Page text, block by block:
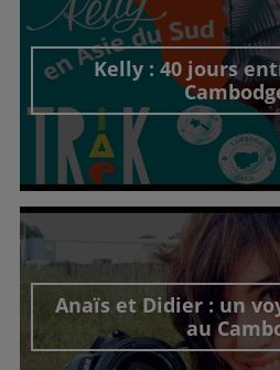
Kelly : 40 jours
Découvrir cet
Anaïs et Didier : un
au